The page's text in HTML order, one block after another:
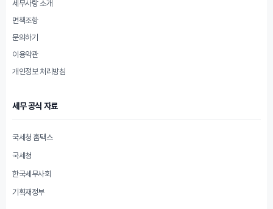
세무사랑 소개
면책조항
문의하기
이용약관
개인정보 처리방침
세무 공식 자료
국세청 홈택스
국세청
한국세무사회
기획재정부